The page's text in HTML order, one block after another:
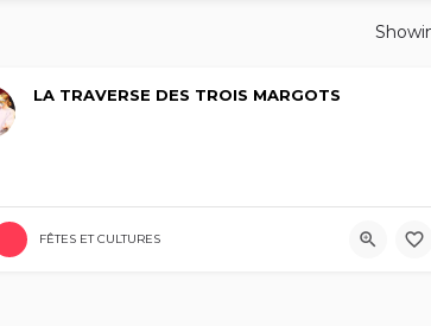
LA TRAVERSE DES TROIS MARGOTS
FÊTES ET CULTURES